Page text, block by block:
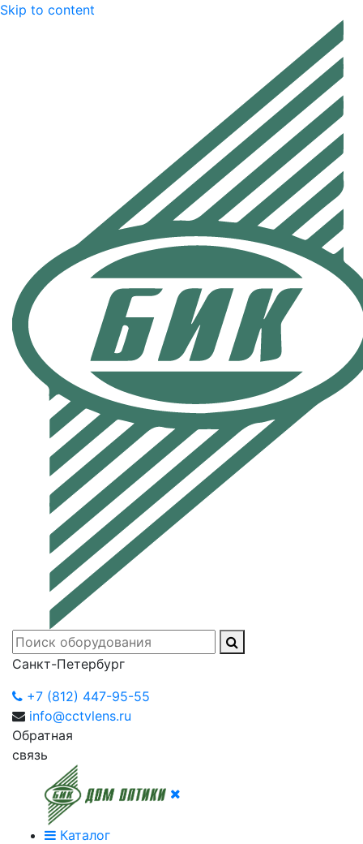
Skip to content
Санкт-Петербург
+7 (812) 447-95-55
info@cctvlens.ru
Обратная
связь
Каталог